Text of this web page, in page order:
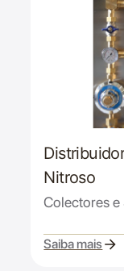
Nitroso
Colectores e
Saiba mais